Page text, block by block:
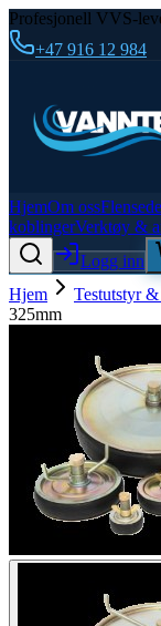
Profesjonell VVS-
+47 916 12 984
HjemOm oss
koblingerVerktøy &
Logg inn
Hjem Testutstyr
325mm